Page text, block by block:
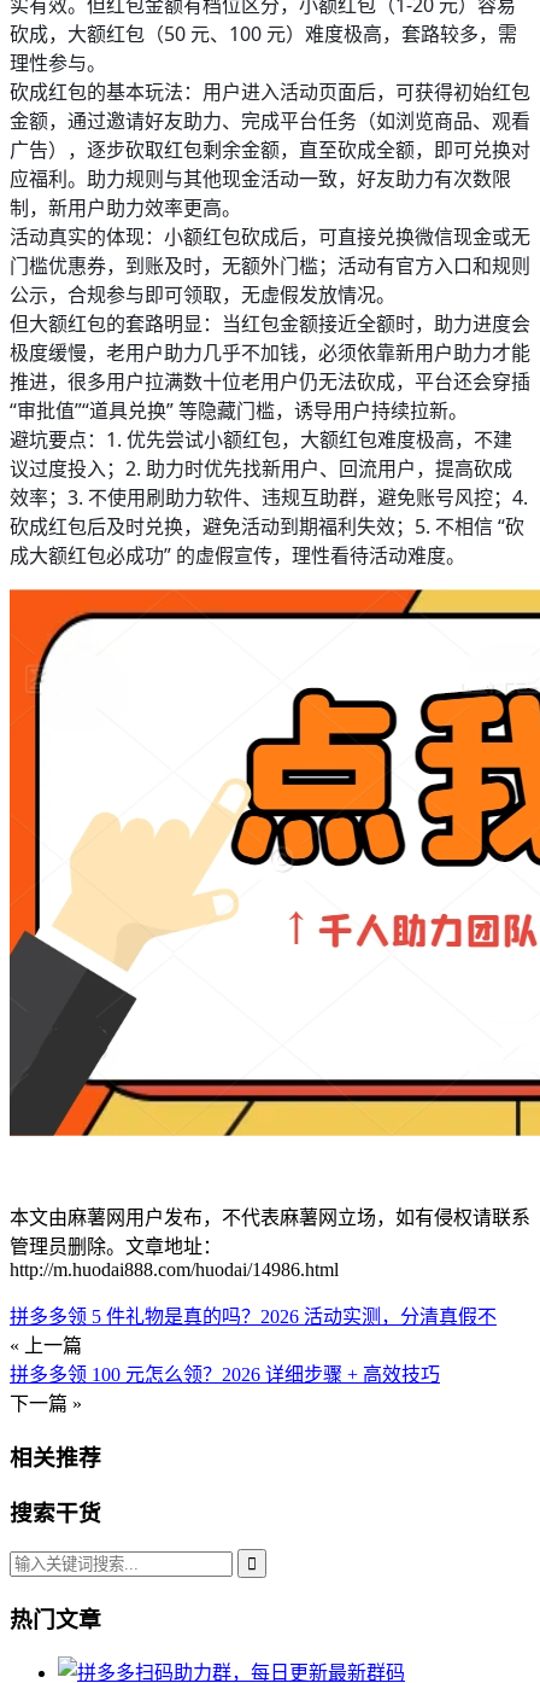
砍成，大额红包（50 元、100 元）难度极高，套路较多，需
理性参与。
砍成红包的基本玩法：用户进入活动页面后，可获得初始红包
金额，通过邀请好友助力、完成平台任务（如浏览商品、观看
广告），逐步砍取红包剩余金额，直至砍成全额，即可兑换对
应福利。助力规则与其他现金活动一致，好友助力有次数限
制，新用户助力效率更高。
活动真实的体现：小额红包砍成后，可直接兑换微信现金或无
门槛优惠券，到账及时，无额外门槛；活动有官方入口和规则
公示，合规参与即可领取，无虚假发放情况。
但大额红包的套路明显：当红包金额接近全额时，助力进度会
极度缓慢，老用户助力几乎不加钱，必须依靠新用户助力才能
推进，很多用户拉满数十位老用户仍无法砍成，平台还会穿插
“审批值”“道具兑换” 等隐藏门槛，诱导用户持续拉新。
避坑要点：1. 优先尝试小额红包，大额红包难度极高，不建
议过度投入；2. 助力时优先找新用户、回流用户，提高砍成
效率；3. 不使用刷助力软件、违规互助群，避免账号风控；4.
砍成红包后及时兑换，避免活动到期福利失效；5. 不相信 “砍
成大额红包必成功” 的虚假宣传，理性看待活动难度。
本文由麻薯网用户发布，不代表麻薯网立场，如有侵权请联系
管理员删除。文章地址：
http://m.huodai888.com/huodai/14986.html
拼多多领 5 件礼物是真的吗？2026 活动实测，分清真假不
« 上一篇
拼多多领 100 元怎么领？2026 详细步骤 + 高效技巧
下一篇 »
相关推荐
搜索干货
热门文章